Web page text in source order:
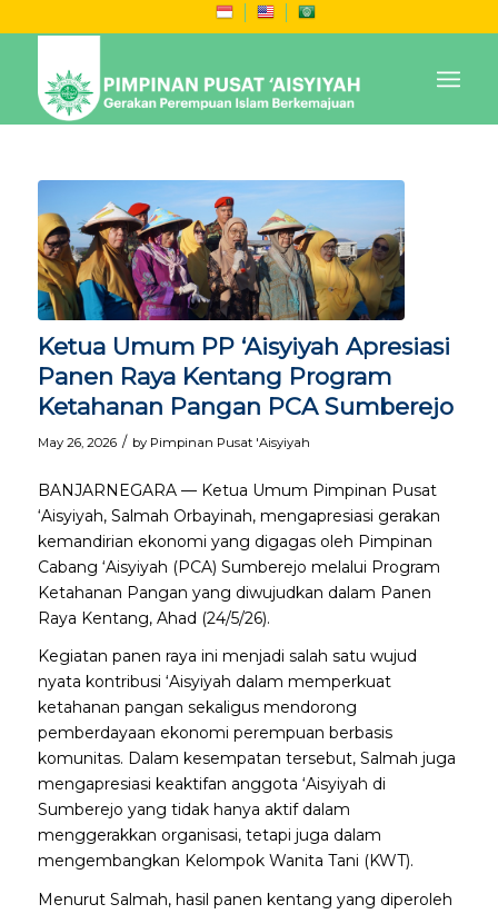
Ketua Umum PP ‘Aisyiyah Apresiasi
Panen Raya Kentang Program
Ketahanan Pangan PCA Sumberejo
May 26, 2026 / by Pimpinan Pusat 'Aisyiyah
BANJARNEGARA — Ketua Umum Pimpinan Pusat
‘Aisyiyah, Salmah Orbayinah, mengapresiasi gerakan
kemandirian ekonomi yang digagas oleh Pimpinan
Cabang ‘Aisyiyah (PCA) Sumberejo melalui Program
Ketahanan Pangan yang diwujudkan dalam Panen
Raya Kentang, Ahad (24/5/26).
Kegiatan panen raya ini menjadi salah satu wujud
nyata kontribusi ‘Aisyiyah dalam memperkuat
ketahanan pangan sekaligus mendorong
pemberdayaan ekonomi perempuan berbasis
komunitas. Dalam kesempatan tersebut, Salmah juga
mengapresiasi keaktifan anggota ‘Aisyiyah di
Sumberejo yang tidak hanya aktif dalam
menggerakkan organisasi, tetapi juga dalam
mengembangkan Kelompok Wanita Tani (KWT).
Menurut Salmah, hasil panen kentang yang diperoleh